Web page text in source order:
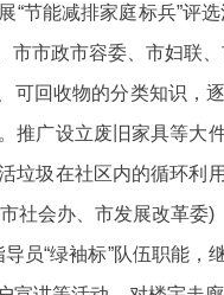
节能减排家庭标兵”评
市市政市容委、市妇联
可回收物的分类知识，
推广设立废旧家具等大
垃圾在社区内的循环利
社会办、市发展改革委)
“绿袖标”队伍职能，